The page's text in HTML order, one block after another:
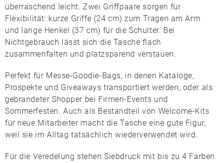
überraschend leicht. Zwei Griffpaare sorgen für
Flexibilität: kurze Griffe (24 cm) zum Tragen am Arm
und lange Henkel (37 cm) für die Schulter. Bei
Nichtgebrauch lässt sich die Tasche flach
zusammenfalten und platzsparend verstauen.
Perfekt für Messe-Goodie-Bags, in denen Kataloge,
Prospekte und Giveaways transportiert werden, oder als
gebrandeter Shopper bei Firmen-Events und
Sommerfesten. Auch als Bestandteil von Welcome-Kits
für neue Mitarbeiter macht die Tasche eine gute Figur,
weil sie im Alltag tatsächlich wiederverwendet wird.
Für die Veredelung stehenSiebdruck mit bis zu 4 Farben